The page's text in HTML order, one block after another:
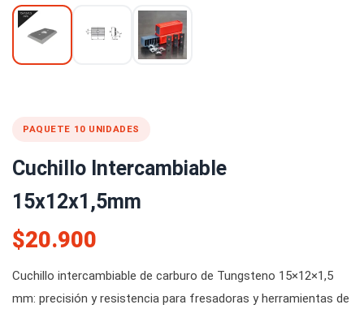
PAQUETE 10 UNIDADES
Cuchillo Intercambiable
15x12x1,5mm
$20.900
Cuchillo intercambiable de carburo de Tungsteno 15×12×1,5
mm: precisión y resistencia para fresadoras y herramientas de